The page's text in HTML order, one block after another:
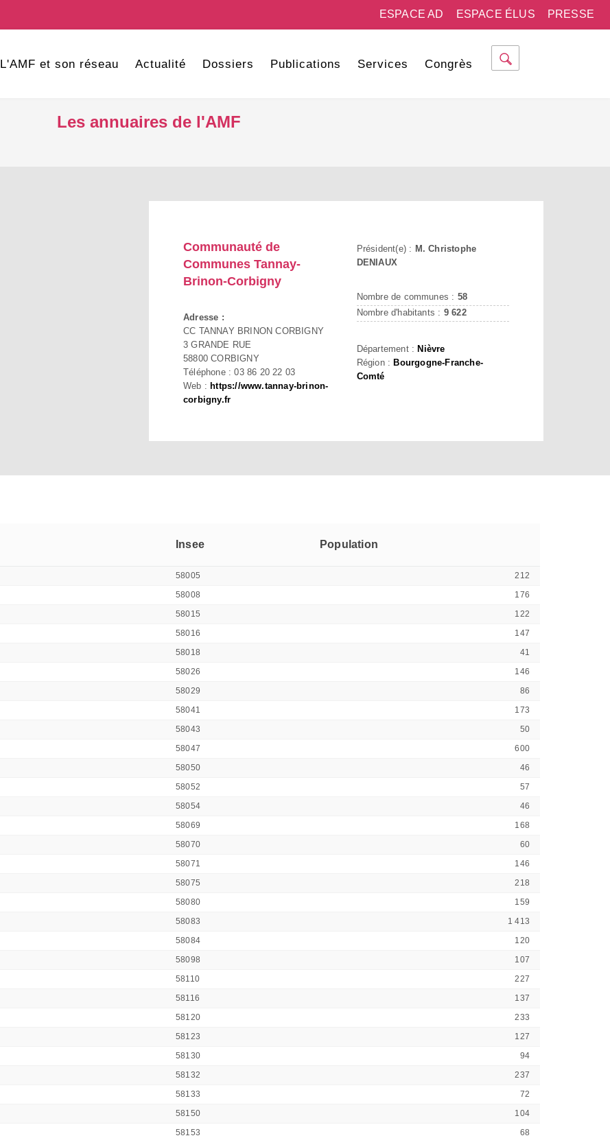
PRESSE
ESPACE ÉLUS
ESPACE AD
L'AMF et son réseau Actualité Dossiers Publications Services Congrès
Les annuaires de l'AMF
Communauté de
Communes Tannay-
Brinon-Corbigny
Adresse :
CC TANNAY BRINON CORBIGNY
3 GRANDE RUE
58800 CORBIGNY
Téléphone : 03 86 20 22 03
Web : https://www.tannay-brinon-
corbigny.fr
Président(e) : M. Christophe
DENIAUX
Nombre de communes : 58
Nombre d'habitants : 9 622
Département : Nièvre
Région : Bourgogne-Franche-
Comté
Insee Population
58005
212
58008
176
58015
122
58016
147
58018
41
58026
146
58029
86
58041
173
58043
50
58047
600
58050
46
58052
57
58054
46
58069
168
58070
60
58071
146
58075
218
58080
159
58083
1 413
58084
120
58098
107
58110
227
58116
137
58120
233
58123
127
58130
94
58132
237
58133
72
58150
104
58153
68